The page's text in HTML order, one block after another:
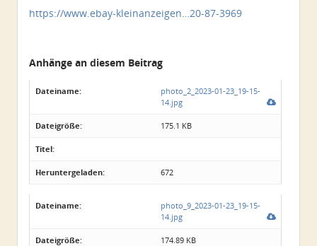
https://www.ebay-kleinanzeigen…20-87-3969
Anhänge an diesem Beitrag
Dateiname:
photo_2_2023-01-23_19-15-
14.jpg
Dateigröße: 175.1 KB
Titel:
Heruntergeladen: 672
Dateiname:
photo_9_2023-01-23_19-15-
14.jpg
Dateigröße: 174.89 KB